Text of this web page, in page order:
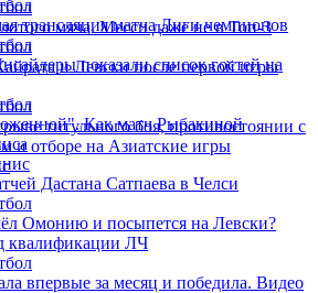
мяча. Месси даже не в Топ-3
и Левски после первой игры
титульного боя, противостоянии с
и отборе на Азиатские игры
трансляция матча Лиги чемпионов
показали список гостей на
Как матч Рыбакиной
Дастана Сатпаева в Челси
Омонию и посыпется на Левски?
квалификации ЛЧ
впервые за месяц и победила. Видео